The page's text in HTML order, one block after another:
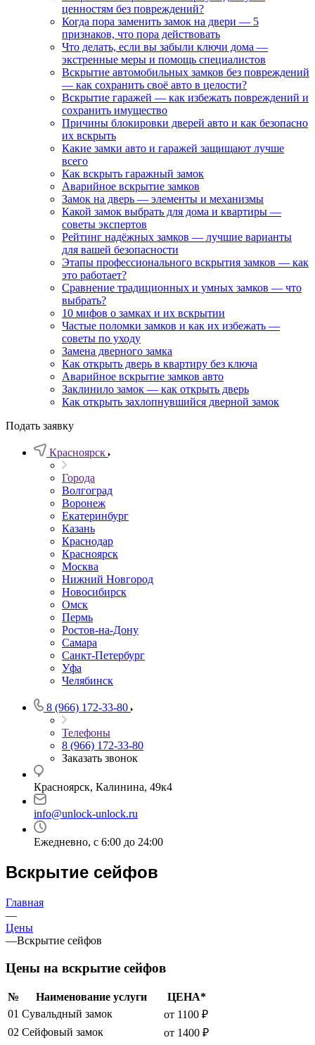
ценностям без повреждений?
Когда пора заменить замок на двери — 5
признаков, что пора действовать
Что делать, если вы забыли ключи дома —
экстренные меры и помощь специалистов
Вскрытие автомобильных замков без повреждений
— как сохранить своё авто в целости?
Вскрытие гаражей — как избежать повреждений и
сохранить имущество
Причины блокировки дверей авто и как безопасно
их вскрыть
Какие замки авто и гаражей защищают лучше
всего
Как вскрыть гаражный замок
Аварийное вскрытие замков
Замок на дверь — элементы и механизмы
Какой замок выбрать для дома и квартиры —
советы экспертов
Рейтинг надёжных замков — лучшие варианты
для вашей безопасности
Этапы профессионального вскрытия замков — как
это работает?
Сравнение традиционных и умных замков — что
выбрать?
10 мифов о замках и их вскрытии
Частые поломки замков и как их избежать —
советы по уходу
Замена дверного замка
Как открыть дверь в квартиру без ключа
Аварийное вскрытие замков авто
Заклинило замок — как открыть дверь
Как открыть захлопнувшийся дверной замок
Подать заявку
Красноярск
Города
Волгоград
Воронеж
Екатеринбург
Казань
Краснодар
Красноярск
Москва
Нижний Новгород
Новосибирск
Омск
Пермь
Ростов-на-Дону
Самара
Санкт-Петербург
Уфа
Челябинск
8 (966) 172-33-80
Телефоны
8 (966) 172-33-80
Заказать звонок
Красноярск, Калинина, 49к4
info@unlock-unlock.ru
Ежедневно, с 6:00 до 24:00
Вскрытие сейфов
Главная
—
Цены
—Вскрытие сейфов
Цены на вскрытие сейфов
№ Наименование услуги
ЦЕНА*
01 Сувальдный замок
от 1100 ₽
02 Сейфовый замок
от 1400 ₽